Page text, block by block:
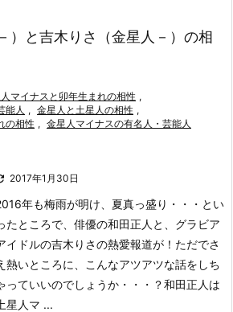
）と吉木りさ（金星人－）の相
マイナスと卯年生まれの相性 ,
能人 , 金星人と土星人の相性 ,
の相性 , 金星人マイナスの有名人・芸能人
2017年1月30日
年も梅雨が明け、夏真っ盛り・・・とい
たところで、俳優の和田正人と、グラビア
イドルの吉木りさの熱愛報道が！ ただでさ
熱いところに、こんなアツアツな話をしち
っていいのでしょうか・・・？和田正人は
星人マ ...